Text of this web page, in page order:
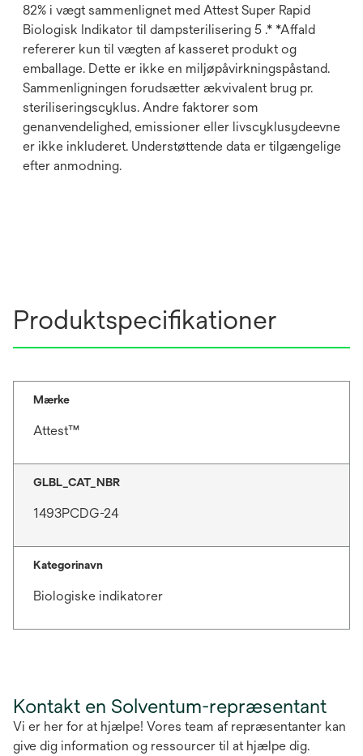
82% i vægt sammenlignet med Attest Super Rapid
Biologisk Indikator til dampsterilisering 5 .* *Affald
refererer kun til vægten af kasseret produkt og
emballage. Dette er ikke en miljøpåvirkningspåstand.
Sammenligningen forudsætter ækvivalent brug pr.
steriliseringscyklus. Andre faktorer som
genanvendelighed, emissioner eller livscyklusydeevne
er ikke inkluderet. Understøttende data er tilgængelige
efter anmodning.
Produktspecifikationer
Mærke
Attest™
GLBL_CAT_NBR
1493PCDG-24
Kategorinavn
Biologiske indikatorer
Kontakt en Solventum-repræsentant
Vi er her for at hjælpe! Vores team af repræsentanter kan
give dig information og ressourcer til at hjælpe dig.